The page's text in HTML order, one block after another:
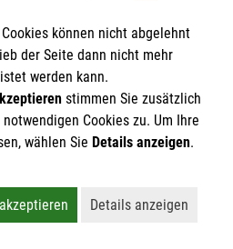
abonnieren
Impressum | Datenschutz
können nicht abgelehnt
der Seite dann nicht mehr
werden kann.
stimmen Sie zusätzlich
Cookies zu. Um Ihre
wählen Sie Details anzeigen.
essentiellen Cookies ab
Akzeptiert alle Cookies
Details anzeigen